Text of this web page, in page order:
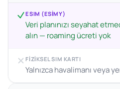
ESIM (ESIMY)
Veri planınızı seyahat
alın — roaming ücreti yok
FIZIKSEL SIM KARTI
Yalnızca havalimanı veya